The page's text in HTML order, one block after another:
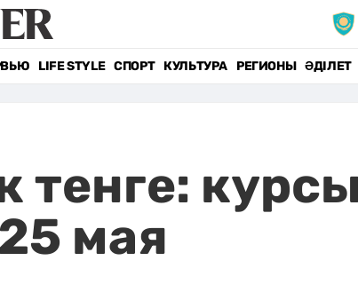
LIFE STYLE СПОРТ КУЛЬТУРА РЕГИОНЫ ӘДІЛЕТ
тенге:
мая